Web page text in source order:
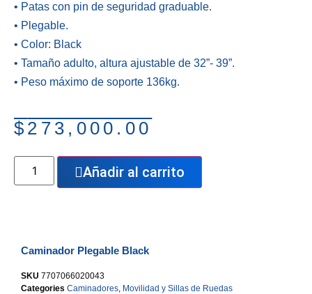
• Patas con pin de seguridad graduable.
• Plegable.
• Color: Black
• Tamaño adulto, altura ajustable de 32”- 39”.
• Peso máximo de soporte 136kg.
$ 273,000.00
Añadir al carrito
Caminador Plegable Black
SKU 7707066020043
Categories Caminadores Movilidad y Sillas de Ruedas